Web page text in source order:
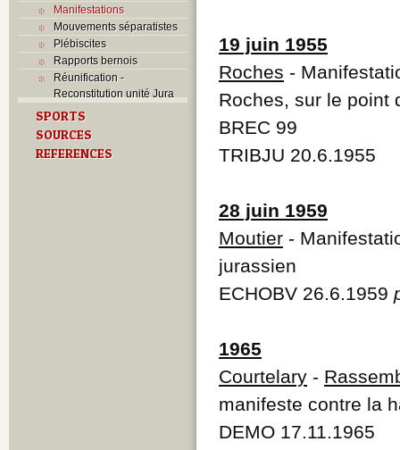
Manifestations
Mouvements séparatistes
Plébiscites
Rapports bernois
Réunification -
Reconstitution unité Jura
SPORTS
SOURCES
REFERENCES
19 juin 1955
Roches -
Roches, sur le point
BREC 99
TRIBJU 20.6.1955
28 juin 1959
Moutier -
jurassien
ECHOBV 26.6.1959
1965
Courtelary -
manifeste contre la
DEMO 17.11.1965